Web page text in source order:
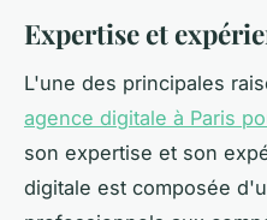
Expertise et
L'une des principales
agence digitale à Paris
son expertise et son
digitale est composée